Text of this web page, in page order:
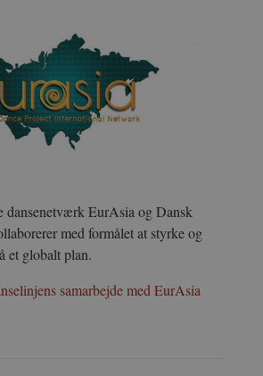
dansenetværk EurAsia og Dansk
med formålet at styrke og
et globalt plan.
samarbejde med EurAsia